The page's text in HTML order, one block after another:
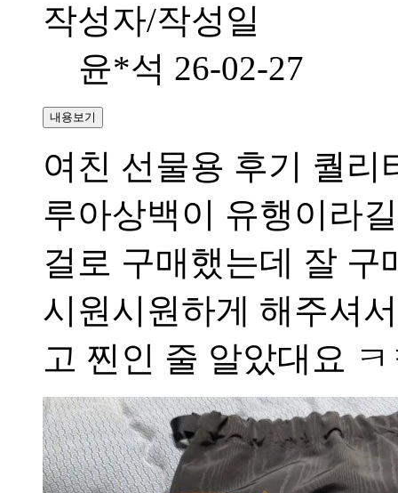
작성자/작성일
윤*석 26-02-27
내용보기
여친 선물용 후기 퀄리
루아상백이 유행이라
걸로 구매했는데 잘
시원시원하게 해주셔
고 찐인 줄 알았대요